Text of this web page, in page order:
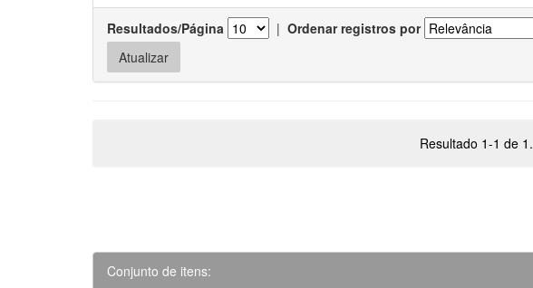
Resultados/Página | Ordenar registros por
Resultado 1-1 de 1.
Conjunto de itens: